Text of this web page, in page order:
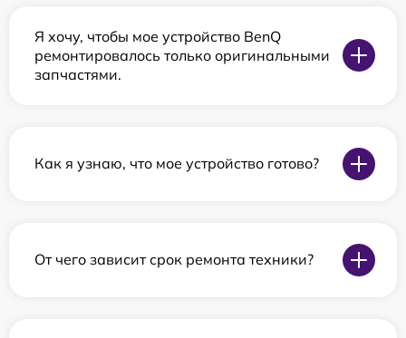
Я хочу, чтобы мое устройство BenQ
ремонтировалось только оригинальными
запчастями.
Как я узнаю, что мое устройство готово?
От чего зависит срок ремонта техники?